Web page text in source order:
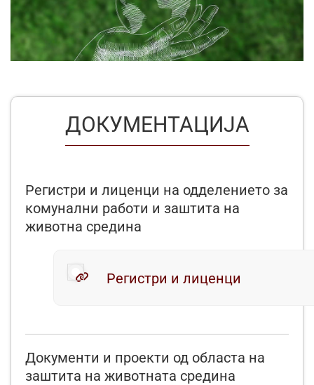
ДОКУМЕНТАЦИЈА
Регистри и лиценци на одделението за
комунални работи и заштита на
животна средина
Регистри и лиценци
Документи и проекти од областа на
заштита на животната средина